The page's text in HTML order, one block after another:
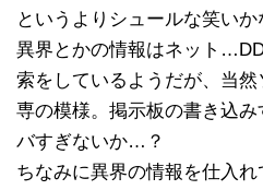
というよりシュールな笑いか
異界とかの情報はネット
索をしているようだが、当
専の模様。掲示板の書き込
バすぎないか…？
ちなみに異界の情報を仕入れ